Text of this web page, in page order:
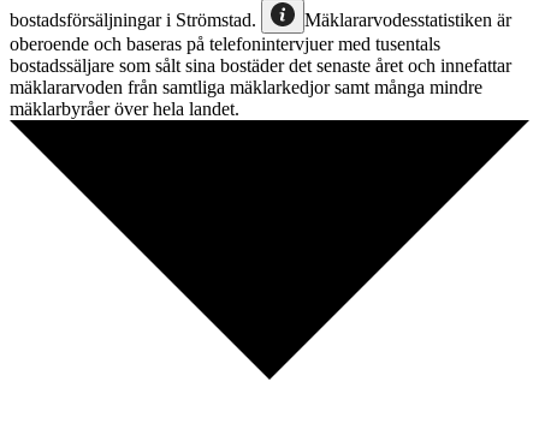
bostadsförsäljningari Strömstad.
Mäklararvodesstatistiken är
oberoende och baseras på telefonintervjuer med tusentals
bostadssäljare som sålt sina bostäder det senaste året och innefattar
mäklararvoden från samtliga mäklarkedjor samt många mindre
mäklarbyråer över hela landet.